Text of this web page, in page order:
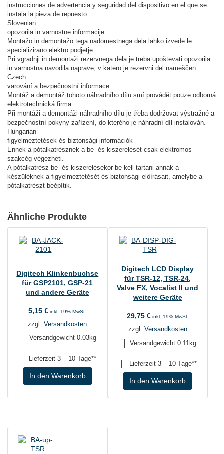
instrucciones de advertencia y seguridad del dispositivo en el que se
instala la pieza de repuesto.
Slovenian
opozorila in varnostne informacije
Montažo in demontažo tega nadomestnega dela lahko izvede le
specializirano elektro podjetje.
Pri vgradnji in demontaži rezervnega dela je treba upoštevati opozorila
in varnostna navodila naprave, v katero je rezervni del nameščen.
Czech
varování a bezpečnostní informace
Montáž a demontáž tohoto náhradního dílu smí provádět pouze odborná
elektrotechnická firma.
Při montáži a demontáži náhradního dílu je třeba dodržovat výstražné a
bezpečnostní pokyny zařízení, do kterého je náhradní díl instalován.
Hungarian
figyelmeztetések és biztonsági információk
Ennek a pótalkatrésznek a be- és kiszerelését csak elektromos
szakcég végezheti.
A pótalkatrész be- és kiszerelésekor be kell tartani annak a
készüléknek a figyelmeztetését és biztonsági előírásait, amelybe a
pótalkatrészt beépítik.
Ähnliche Produkte
Digitech Klinkenbuchse
für GSP2101, GSP-21
und andere Geräte
5,15€ inkl. 19% MwSt.
zzgl.Versandkosten
Versandgewicht 0.03kg
Lieferzeit3 – 10 Tage**
In den Warenkorb
Digitech LCD Display
für TSR-12, TSR-24,
Valve FX, Vocalist II und
weitere Geräte
29,75 € inkl. 19% MwSt.
zzgl. Versandkosten
Versandgewicht 0.11kg
Lieferzeit 3 – 10 Tage**
In den Warenkorb